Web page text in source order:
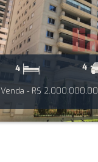
4 4
Venda - R$ 2.000.000,00